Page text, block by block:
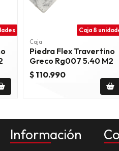
Caja 8
Caja
Piedra Flex Travertino
Greco Rg007 5.40 M2
$ 110.990
Información